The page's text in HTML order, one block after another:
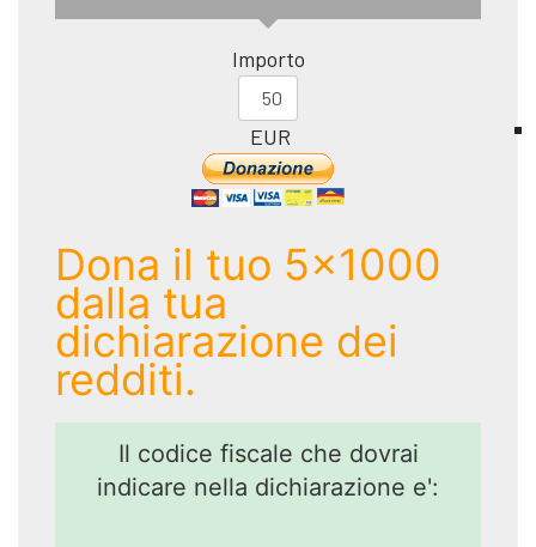
Importo
EUR
Dona il tuo 5x1000
dalla tua
dichiarazione dei
redditi.
Il codice fiscale che dovrai
indicare nella dichiarazione e':